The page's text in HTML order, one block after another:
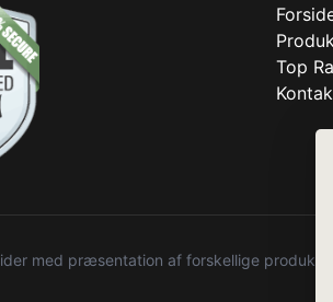
Top
med præsentation af forskellige